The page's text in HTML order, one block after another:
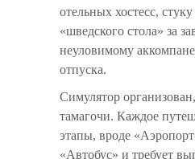
отельных хостесс,
«шведского стола» за
неуловимому
отпуска.
Симулятор
тамагочи. Каждое
этапы, вроде
«Автобус» и требует